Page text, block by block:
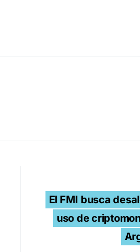
El FMI busca
uso de